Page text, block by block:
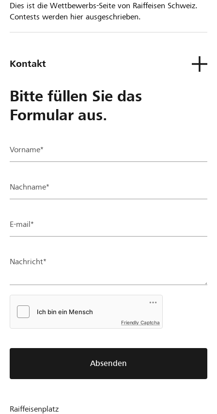
Dies ist die Wettbewerbs-Seite von Raiffeisen Schweiz.
Contests werden hier ausgeschrieben.
Kontakt
Bitte füllen Sie das
Formular aus.
Vorname*
Nachname*
E-mail*
Nachricht*
Friendly Captcha
Absenden
Raiffeisenplatz